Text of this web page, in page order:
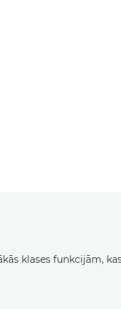
klases funkcijām,